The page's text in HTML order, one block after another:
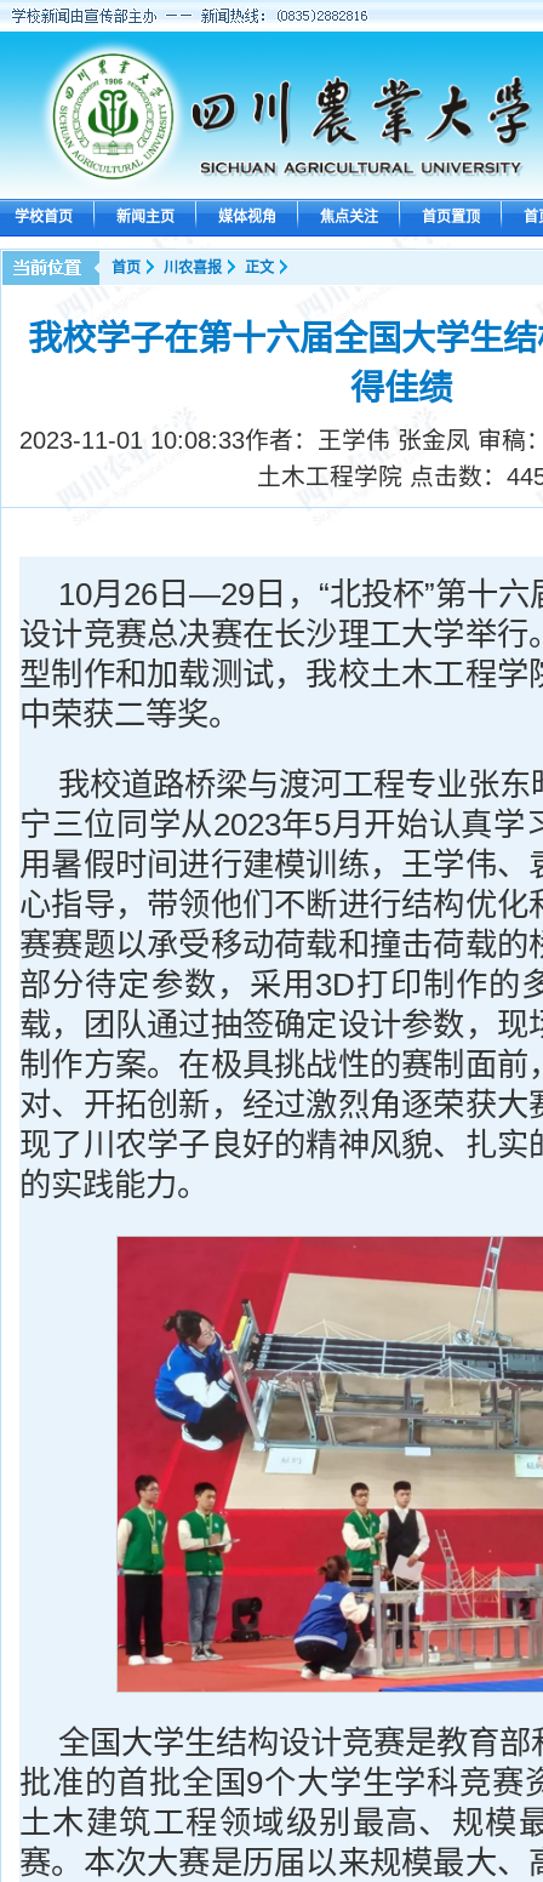
学校首页 新闻主页 媒体视角 焦点关注 首页置顶 首
首页 川农喜报 正文
我校学子在第十六届全国大学生
得佳绩
2023-11-01 10:08:33作者：王学伟 张金凤 审稿
土木工程学院 点击数：
10月26日—29日，“北投杯”第十
设计竞赛总决赛在长沙理工大学举行
型制作和加载测试，我校土木工程学
中荣获二等奖。
我校道路桥梁与渡河工程专业张
宁三位同学从2023年5月开始认真学
用暑假时间进行建模训练，王学伟、
心指导，带领他们不断进行结构优化
赛赛题以承受移动荷载和撞击荷载的
部分待定参数，采用3D打印制作的
载，团队通过抽签确定设计参数，现
制作方案。在极具挑战性的赛制面前
对、开拓创新，经过激烈角逐荣获大
现了川农学子良好的精神风貌、扎实
的实践能力。
全国大学生结构设计竞赛是教育
批准的首批全国9个大学生学科竞赛
土木建筑工程领域级别最高、规模
赛。本次大赛是历届以来规模最大、